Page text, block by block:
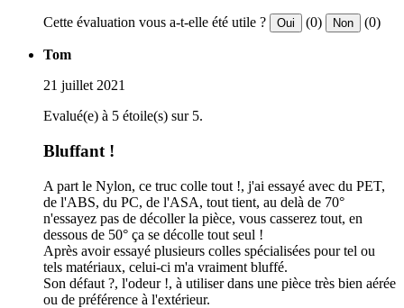
Cette évaluation vous a-t-elle été utile ? Oui (0) Non (0)
Tom
21 juillet 2021
Evalué(e) à 5 étoile(s) sur 5.
Bluffant !
A part le Nylon, ce truc colle tout !, j'ai essayé avec du PET,
de l'ABS, du PC, de l'ASA, tout tient, au delà de 70°
n'essayez pas de décoller la pièce, vous casserez tout, en
dessous de 50° ça se décolle tout seul !
Après avoir essayé plusieurs colles spécialisées pour tel ou
tels matériaux, celui-ci m'a vraiment bluffé.
Son défaut ?, l'odeur !, à utiliser dans une pièce très bien aérée
ou de préférence à l'extérieur.